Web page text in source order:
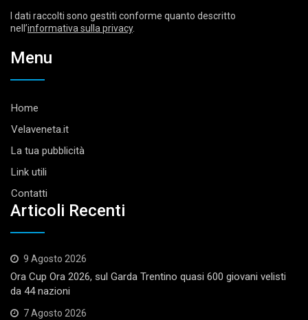
I dati raccolti sono gestiti conforme quanto descritto
nell’informativa sulla privacy.
Menu
Home
Velaveneta.it
La tua pubblicità
Link utili
Contatti
Articoli Recenti
9 Agosto 2026
Ora Cup Ora 2026, sul Garda Trentino quasi 600 giovani velisti
da 44 nazioni
7 Agosto 2026